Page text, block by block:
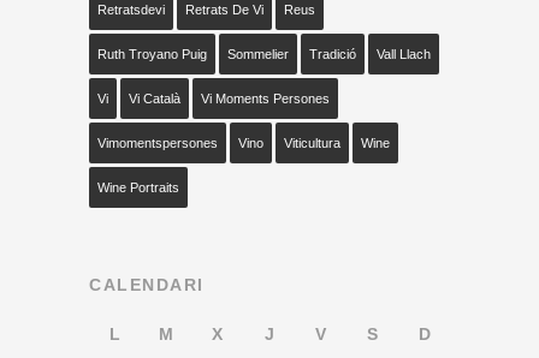
Retratsdevi Retrats De Vi Reus
Ruth Troyano Puig Sommelier Tradició Vall Llach
Vi Vi Català Vi Moments Persones
Vimomentspersones Vino Viticultura Wine
Wine Portraits
CALENDARI
L M X J V S D